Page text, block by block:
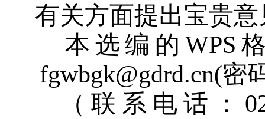
有关方面提出宝贵意
本选编的WPS
fgwbgk@gdrd.cn(密
（联系电话：